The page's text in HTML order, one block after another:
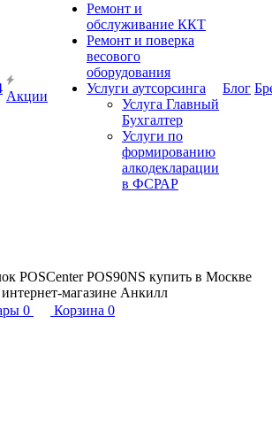
Акции
Ремонт и
обслуживание ККТ
Ремонт и поверка
весового
оборудования
Услуги аутсорсинга
Услуга Главный
Бухгалтер
Услуги по
формированию
алкодекларации
в ФСРАР
Блог
POSCenter POS90NS купить в Москве
магазине Анкилл
0 Корзина 0